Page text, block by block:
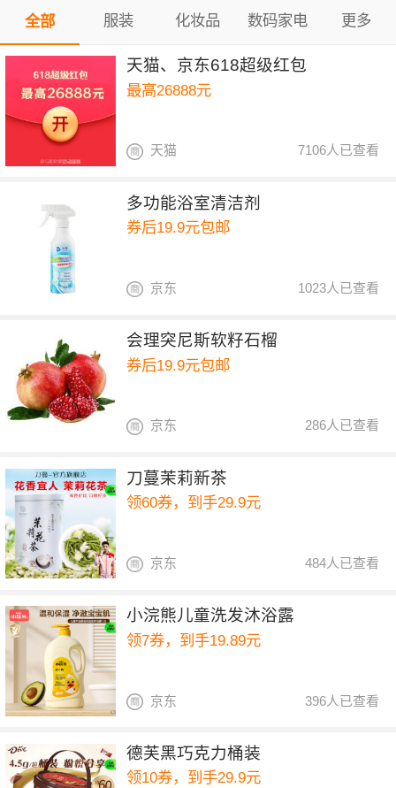
全部 服装 化妆品 数码家电 更多
天猫、京东618超级红包
最高26888元
7106人已查看
天猫
多功能浴室清洁剂
券后19.9元包邮
1023人已查看
京东
会理突尼斯软籽石榴
券后19.9元包邮
286人已查看
京东
刀蔓茉莉新茶
领60券，到手29.9元
484人已查看
京东
小浣熊儿童洗发沐浴露
领7券，到手19.89元
396人已查看
京东
德芙黑巧克力桶装
领10券，到手29.9元